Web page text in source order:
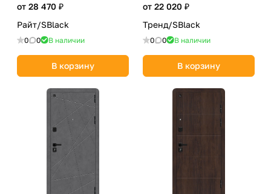
от 28 470 ₽
Райт/SBlack
0 0 В наличии
В корзину
от 22 020 ₽
Тренд/SBlack
0 0 В наличии
В корзину